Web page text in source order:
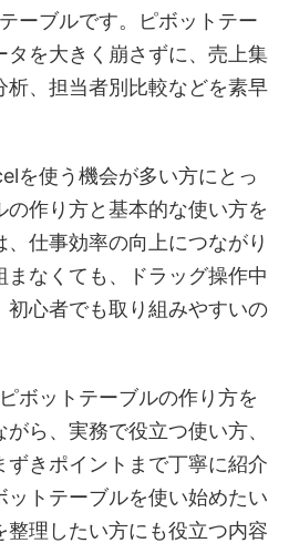
ーブルです。ピボットテー
タを大きく崩さずに、売上集
析、担当者別比較などを素早
を使う機会が多い方にとっ
の作り方と基本的な使い方を
仕事効率の向上につながり
まなくても、ドラッグ操作中
初心者でも取り組みやすいの
ボットテーブルの作り方を
ら、実務で役立つ使い方、
きポイントまで丁寧に紹介
ットテーブルを使い始めたい
理したい方にも役立つ内容